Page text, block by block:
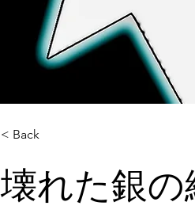
< Back
壊れた銀の